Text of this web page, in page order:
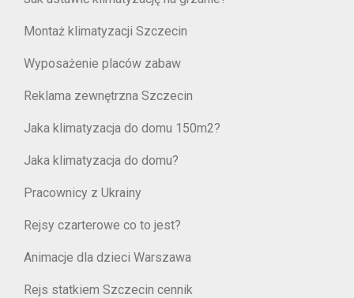
Montaż klimatyzacji Szczecin
Wyposażenie placów zabaw
Reklama zewnętrzna Szczecin
Jaka klimatyzacja do domu 150m2?
Jaka klimatyzacja do domu?
Pracownicy z Ukrainy
Rejsy czarterowe co to jest?
Animacje dla dzieci Warszawa
Rejs statkiem Szczecin cennik